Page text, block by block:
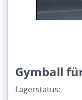
Gymball
Lagerstatus: